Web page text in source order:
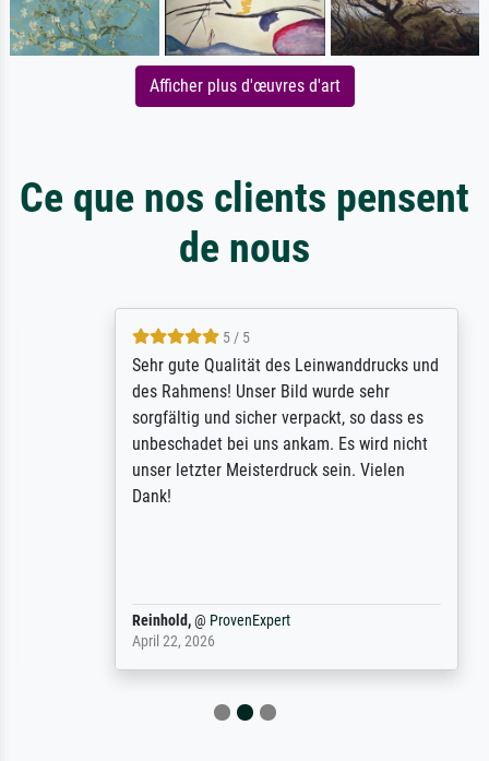
Afficher plus d'œuvres d'art
Ce que nos clients pensent
de nous
5 / 5
Sehr gute Qualität des Leinwanddrucks und
des Rahmens! Unser Bild wurde sehr
sorgfältig und sicher verpackt, so dass es
unbeschadet bei uns ankam. Es wird nicht
unser letzter Meisterdruck sein. Vielen
Reinhold,@ProvenExpert
April 22, 2026